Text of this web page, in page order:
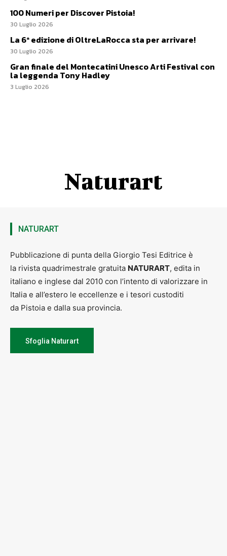
100 Numeri per Discover Pistoia!
30 Luglio 2026
La 6ª edizione di OltreLaRocca sta per arrivare!
30 Luglio 2026
Gran finale del Montecatini Unesco Arti Festival con
la leggenda Tony Hadley
3 Luglio 2026
Naturart
NATURART
Pubblicazione di punta della Giorgio Tesi Editrice è
la rivista quadrimestrale gratuita NATURART, edita in
italiano e inglese dal 2010 con l’intento di valorizzare in
Italia e all’estero le eccellenze e i tesori custoditi
da Pistoia e dalla sua provincia.
Sfoglia Naturart